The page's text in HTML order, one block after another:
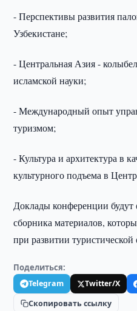
- Перспективы развития
Узбекистане;
- Центральная Азия -
исламской науки;
- Международный опыт
туризмом;
- Культура и архитектура в
культурного подъема в
Доклады конференции
сборника материалов,
при развитии
Поделиться:
Telegram Twitter/X
Скопировать ссылку